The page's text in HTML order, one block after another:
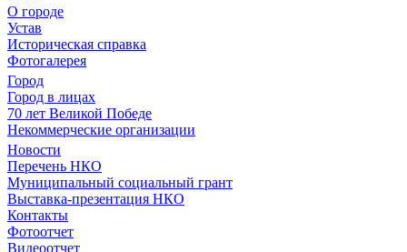
О городе
Устав
Историческая справка
Фотогалерея
Город
Город в лицах
70 лет Великой Победе
Некоммерческие организации
Новости
Перечень НКО
Муниципальный социальный грант
Выставка-презентация НКО
Контакты
Фотоотчет
Видеоотчет